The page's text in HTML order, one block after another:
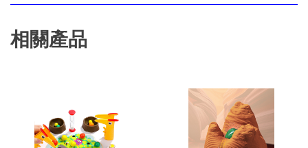
相關產品